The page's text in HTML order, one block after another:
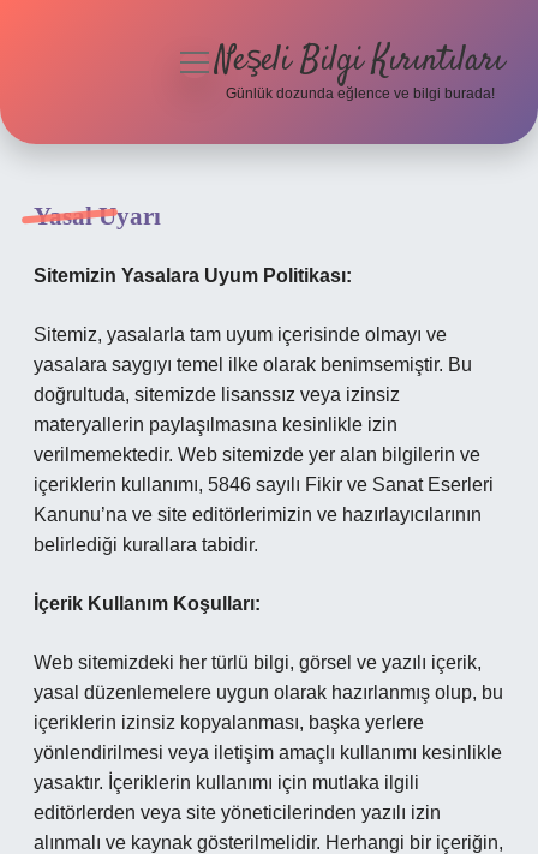
menüyüNeşeli Bilgi Kırıntıları
Günlük dozunda eğlence ve bilgi burada!
Yasal Uyarı
Sitemizin Yasalara Uyum Politikası:
Sitemiz, yasalarla tam uyum içerisinde olmayı ve
yasalara saygıyı temel ilke olarak benimsemiştir. Bu
doğrultuda, sitemizde lisanssız veya izinsiz
materyallerin paylaşılmasına kesinlikle izin
verilmemektedir. Web sitemizde yer alan bilgilerin ve
içeriklerin kullanımı, 5846 sayılı Fikir ve Sanat Eserleri
Kanunu’na ve site editörlerimizin ve hazırlayıcılarının
belirlediği kurallara tabidir.
İçerik Kullanım Koşulları:
Web sitemizdeki her türlü bilgi, görsel ve yazılı içerik,
yasal düzenlemelere uygun olarak hazırlanmış olup, bu
içeriklerin izinsiz kopyalanması, başka yerlere
yönlendirilmesi veya iletişim amaçlı kullanımı kesinlikle
yasaktır. İçeriklerin kullanımı için mutlaka ilgili
editörlerden veya site yöneticilerinden yazılı izin
alınmalı ve kaynak gösterilmelidir. Herhangi bir içeriğin,